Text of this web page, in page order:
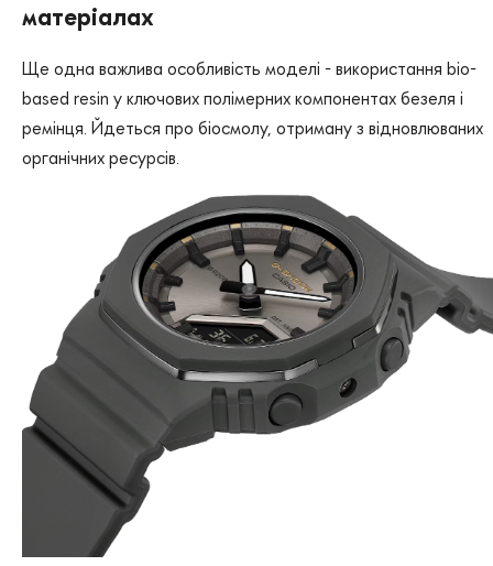
матеріалах
Ще одна важлива особливість моделі - використання bio-
based resin у ключових полімерних компонентах безеля і
ремінця. Йдеться про біосмолу, отриману з відновлюваних
органічних ресурсів.